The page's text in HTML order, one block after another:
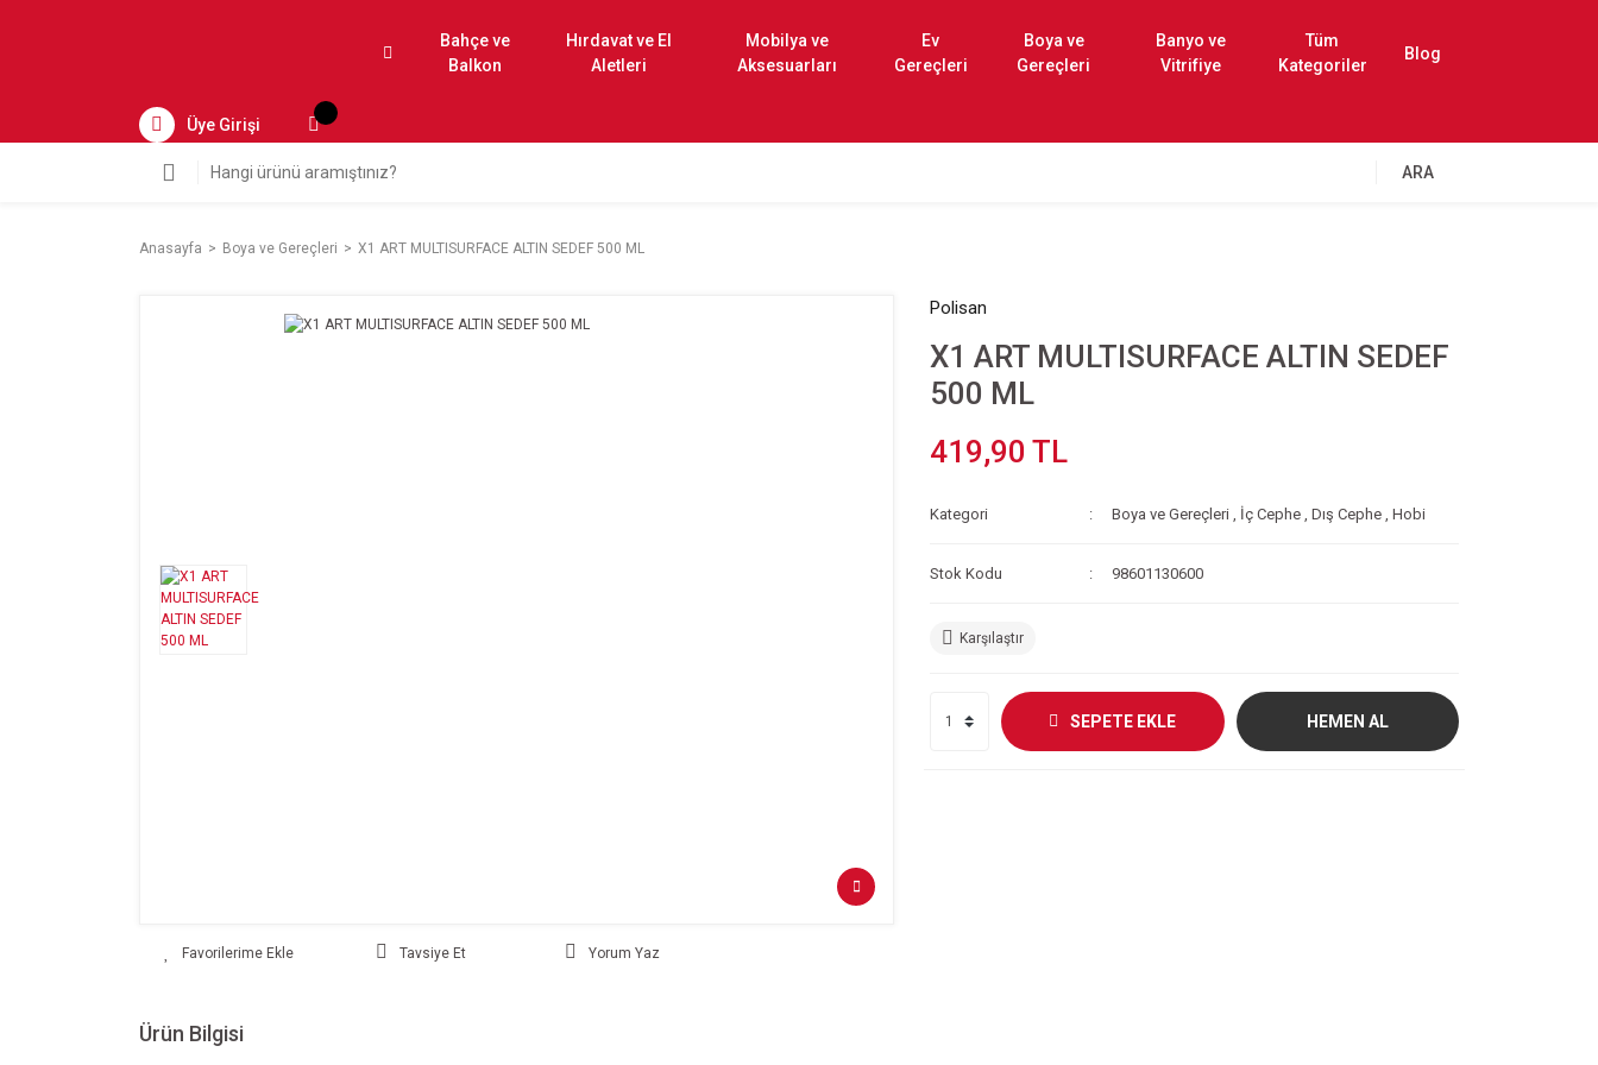
Bahçe ve
Balkon
Hırdavat ve El
Aletleri
Mobilya ve
Aksesuarları
Ev
Gereçleri
Boya ve
Gereçleri
Banyo ve
Vitrifiye
Tüm
Kategoriler
Blog
Üye Girişi
ARA
Anasayfa Boya ve Gereçleri X1 ART MULTISURFACE ALTIN SEDEF 500 ML
Tavsiye Et Yorum Yaz
Polisan
X1 ART MULTISURFACE ALTIN SEDEF
500 ML
419,90 TL
Kategori Boya ve Gereçleri , İç Cephe , Dış Cephe , Hobi
Stok Kodu 98601130600
Karşılaştır
SEPETE EKLE HEMEN AL
Ürün Bilgisi